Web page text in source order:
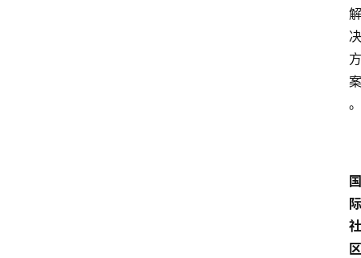
解
决
方
案
。
国
际
社
区